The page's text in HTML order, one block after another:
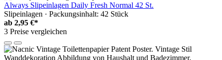
Always Slipeinlagen Daily Fresh Normal 42 St.
Slipeinlagen · Packungsinhalt: 42 Stück
ab 2,95 €*
3 Preise vergleichen